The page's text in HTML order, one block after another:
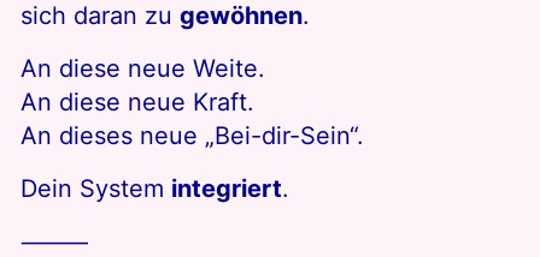
sich daran zu gewöhnen.
An diese neue Weite.
An diese neue Kraft.
An dieses neue „Bei-dir-Sein“.
Dein System integriert.
⸻